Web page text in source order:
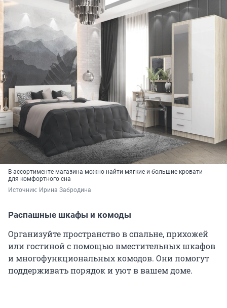
В ассортименте магазина можно найти мягкие и большие кровати
для комфортного сна
Источник: Ирина Забродина
Распашные шкафы и комоды
Организуйте пространство в спальне, прихожей
или гостиной с помощью вместительных шкафов
и многофункциональных комодов. Они помогут
поддерживать порядок и уют в вашем доме.